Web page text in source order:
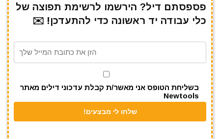
e
b
o
te
r
l
s
A
p
gr
a
m
e
פספסתם דיל? הירשמו לרשימת תפוצה של
כלי עבודה יד ראשונה כדי להתעדכן! ✉️
בשליחת הטופס אני מאשר/ת קבלת עדכוני דילים מאתר
Newtools